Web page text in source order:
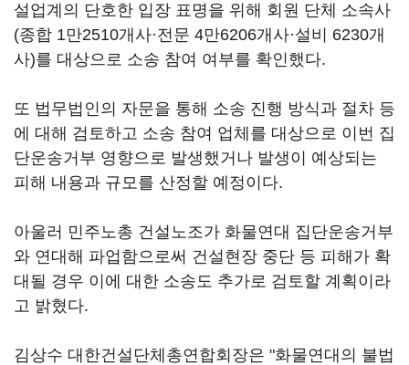
설업계의 단호한 입장 표명을 위해 회원 단체 소속사
(종합 1만2510개사·전문 4만6206개사·설비 6230개
사)를 대상으로 소송 참여 여부를 확인했다.
또 법무법인의 자문을 통해 소송 진행 방식과 절차 등
에 대해 검토하고 소송 참여 업체를 대상으로 이번 집
단운송거부 영향으로 발생했거나 발생이 예상되는
피해 내용과 규모를 산정할 예정이다.
아울러 민주노총 건설노조가 화물연대 집단운송거부
와 연대해 파업함으로써 건설현장 중단 등 피해가 확
대될 경우 이에 대한 소송도 추가로 검토할 계획이라
고 밝혔다.
김상수 대한건설단체총연합회장은 "화물연대의 불법